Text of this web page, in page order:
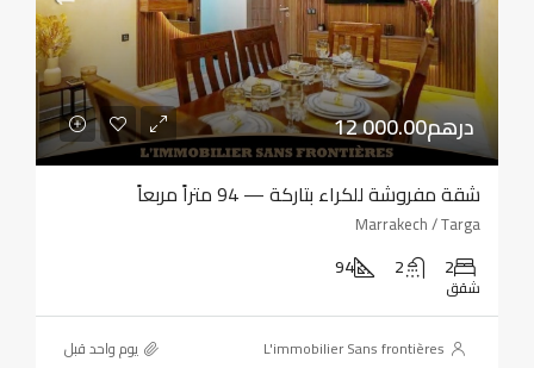
12 000.00درهم
شقة مفروشة للكراء بتاركة — 94 متراً مربعاً
Marrakech / Targa
2
2
94
شقق
L'immobilier Sans frontières ‏يوم واحد قبل